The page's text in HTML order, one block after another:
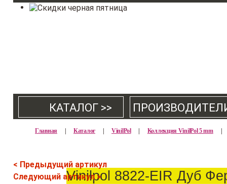
КАТАЛОГ >>
Главная | Каталог | VinilPol | Коллекция VinilPol 5 mm |
< Предыдущий артикул
Следующий артикул >Vinilpol 8822-EIR Дуб